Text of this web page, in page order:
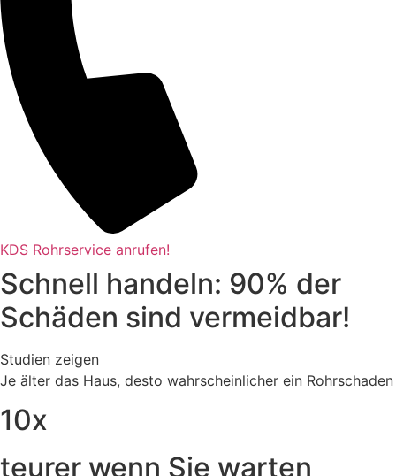
KDS Rohrservice anrufen!
Schnell handeln: 90% der
Schäden sind vermeidbar!
Studien zeigen
Je älter das Haus, desto wahrscheinlicher ein Rohrschaden
10x
teurer wenn Sie warten